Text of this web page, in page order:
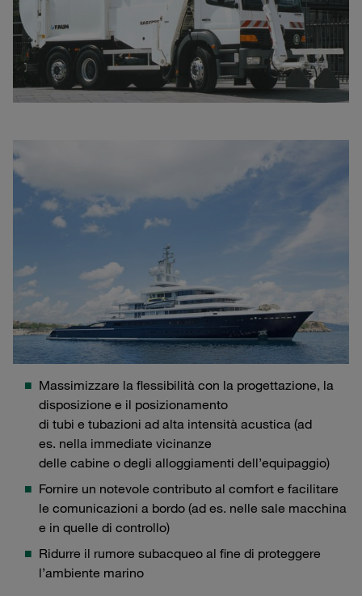
Massimizzare la flessibilità con la progettazione, la
disposizione e il posizionamento
di tubi e tubazioni ad alta intensità acustica (ad
es. nella immediate vicinanze
delle cabine o degli alloggiamenti dell’equipaggio)
Fornire un notevole contributo al comfort e facilitare
le comunicazioni a bordo (ad es. nelle sale macchina
e in quelle di controllo)
Ridurre il rumore subacqueo al fine di proteggere
l’ambiente marino